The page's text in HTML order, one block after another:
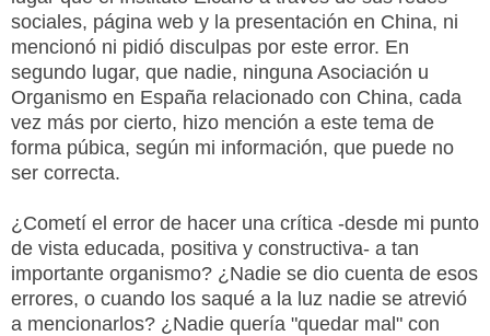
sociales, página web y la presentación en China, ni
mencionó ni pidió disculpas por este error. En
segundo lugar, que nadie, ninguna Asociación u
Organismo en España relacionado con China, cada
vez más por cierto, hizo mención a este tema de
forma púbica, según mi información, que puede no
ser correcta.
¿Cometí el error de hacer una crítica -desde mi punto
de vista educada, positiva y constructiva- a tan
importante organismo? ¿Nadie se dio cuenta de esos
errores, o cuando los saqué a la luz nadie se atrevió
a mencionarlos? ¿Nadie quería "quedar mal" con